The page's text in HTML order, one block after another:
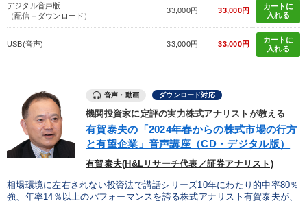
デジタル音声版
（配信＋ダウンロード）
33,000円 33,000円
カートに
入れる
USB(音声) 33,000円 33,000円
カートに
入れる
音声・動画 ダウンロード対応
機関投資家に定評の実力株式アナリストが教える
有賀泰夫の「2024年春からの株式市場の行方
と有望企業」音声講座（CD・デジタル版）
有賀泰夫(H&Lリサーチ代表／証券アナリスト)
相場環境に左右されない投資法で講話シリーズ10年にわたり的中率80％
強、年率14％以上のパフォーマンスを誇る株式アナリスト有賀泰夫が、